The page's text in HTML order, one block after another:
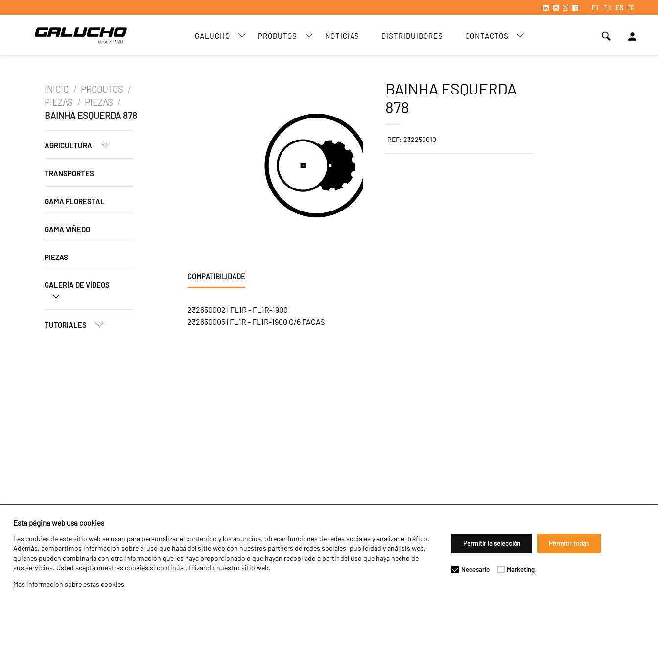
PT EN ES FR
GALUCHO PRODUTOS NOTICIAS DISTRIBUIDORES CONTACTOS person
Esta página web usa cookies
Las cookies de este sitio web se usan para personalizar el contenido y los anuncios, ofrecer funciones de redes sociales y analizar el tráfico.
Además, compartimos información sobre el uso que haga del sitio web con nuestros partners de redes sociales, publicidad y análisis web,
quienes pueden combinarla con otra información que les haya proporcionado o que hayan recopilado a partir del uso que haya hecho de
sus servicios. Usted acepta nuestras cookies si continúa utilizando nuestro sitio web.
Más información sobre estas cookies
Permitir la selección Permitir todas
Necesario Marketing
INICIO / PRODUTOS /
PIEZAS / PIEZAS /
BAINHA ESQUERDA 878
AGRICULTURA
TRANSPORTES
GAMA FLORESTAL
GAMA VIÑEDO
PIEZAS
GALERÍA DE VÍDEOS
TUTORIALES
BAINHA ESQUERDA
878
REF: 232250010
COMPATIBILIDADE
232650002 | FL1R - FL1R-1900
232650005 | FL1R - FL1R-1900 C/6 FACAS
Identidad
Historia
Fábrica / Producción
Recursos Humanos
Agricultura
Transportes
Gama Florestal
Noticias
Distribuidores
Contactos